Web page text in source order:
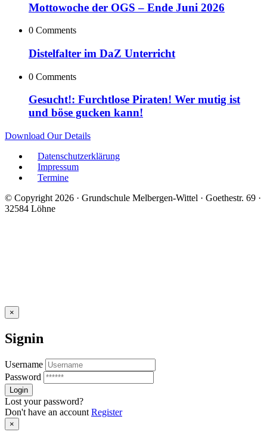
Mottowoche der OGS – Ende Juni 2026
0 Comments
Distelfalter im DaZ Unterricht
0 Comments
Gesucht!: Furchtlose Piraten! Wer mutig ist
und böse gucken kann!
Download Our Details
Datenschutzerklärung
Impressum
Termine
© Copyright 2026 · Grundschule Melbergen-Wittel · Goethestr. 69 ·
32584 Löhne
×
Signin
Username
Password
Lost your password?
Don't have an account Register
×